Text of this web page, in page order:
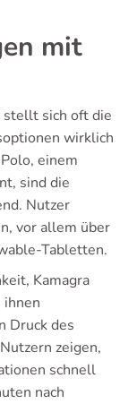
mit
sich oft die
wirklich
einem
sind die
Nutzer
vor allem über
Tabletten.
Kamagra
ihnen
Druck des
zeigen,
schnell
nach